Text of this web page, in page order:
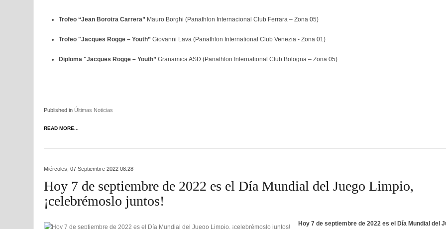
Trofeo “Jean Borotra Carrera” Mauro Borghi (Panathlon Internacional Club Ferrara – Zona 05)
Trofeo "Jacques Rogge – Youth” Giovanni Lava (Panathlon International Club Venezia - Zona 01)
Diploma "Jacques Rogge – Youth” Granamica ASD (Panathlon International Club Bologna – Zona 05)
Published in Últimas Noticias
READ MORE...
Miércoles, 07 Septiembre 2022 08:28
Hoy 7 de septiembre de 2022 es el Día Mundial del Juego Limpio,
¡celebrémoslo juntos!
Hoy 7 de septiembre de 2022 es el Día Mundial del